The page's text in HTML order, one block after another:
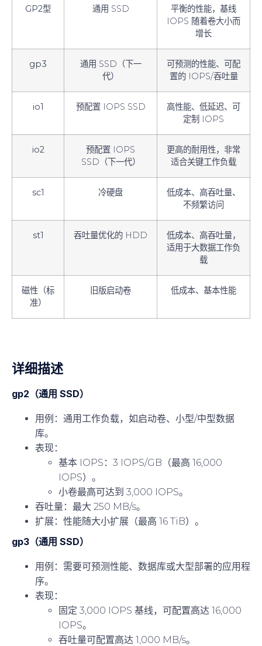
GP2型 通用 SSD
平衡的性能，基线
IOPS 随着卷大小而
增长
gp3
通用 SSD（下一
代）
可预测的性能、可配
置的 IOPS/吞吐量
io1 预配置 IOPS SSD
高性能、低延迟、可
定制 IOPS
io2
预配置 IOPS
SSD（下一代）
更高的耐用性，非常
适合关键工作负载
sc1 冷硬盘
低成本、高吞吐量、
不频繁访问
st1 吞吐量优化的 HDD
低成本、高吞吐量，
适用于大数据工作负
载
磁性（标
准）
旧版启动卷 低成本、基本性能
详细描述
gp2（通用 SSD）
用例 ：通用工作负载，如启动卷、小型/中型数据
库。
表现：
基本 IOPS：3 IOPS/GB（最高 16,000
IOPS）。
小卷最高可达到 3,000 IOPS。
吞吐量 ：最大 250 MB/s。
扩展：性能随大小扩展（最高 16 TiB）。
gp3（通用 SSD）
用例 ：需要可预测性能、数据库或大型部署的应用程
序。
表现：
固定 3,000 IOPS 基线，可配置高达 16,000
IOPS。
吞吐量可配置高达 1,000 MB/s。